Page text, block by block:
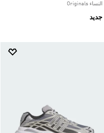
النساء Originals
جديد